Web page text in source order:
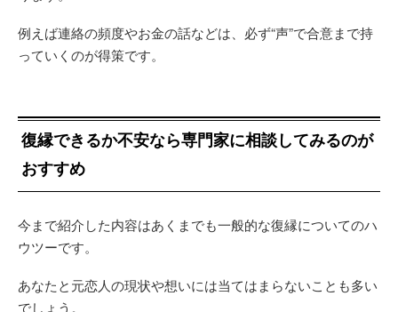
例えば連絡の頻度やお金の話などは、必ず“声”で合意まで持
っていくのが得策です。
復縁できるか不安なら専門家に相談してみるのが
おすすめ
今まで紹介した内容はあくまでも一般的な復縁についてのハ
ウツーです。
あなたと元恋人の現状や想いには当てはまらないことも多い
でしょう。